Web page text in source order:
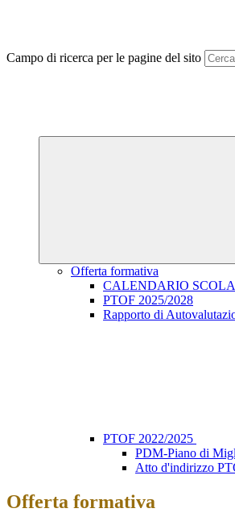
Campo di ricerca per le pagine del sito
Offerta formativa
CALENDARIO
PTOF 2025/2028
Rapporto di
PTOF 2022/2025
PDM-Piano di
Atto d'indirizzo
Offerta formativa